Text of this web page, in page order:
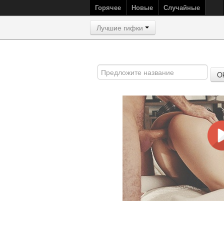
Горячее Новые Случайные
Лучшие гифки